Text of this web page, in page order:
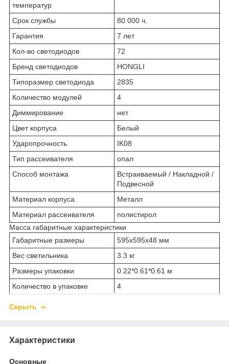
температур
Срок службы
80 000 ч.
Гарантия
7 лет
Кол-во светодиодов
72
Бренд светодиодов
HONGLI
Типоразмер светодиода
2835
Количество модулей
4
Диммирование
нет
Цвет корпуса
Белый
Ударопрочность
IK08
Тип рассеивателя
опал
Способ монтажа
Встраиваемый / Накладной /
Подвесной
Материал корпуса
Металл
Материал рассеивателя
полистирол
Масса габаритные характеристики
Габаритные размеры
595х595х48 мм
Вес светильника
3.3 кг
Размеры упаковки
0.22*0.61*0.61 м
Количество в упаковке
4
Скрыть
Характеристики
Основные